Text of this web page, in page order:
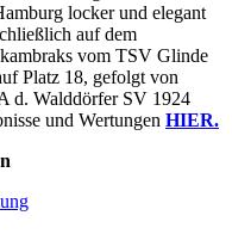
locker und elegant
auf dem
vom TSV Glinde
Platz 18, gefolgt von
d. Walddörfer SV 1924
und Wertungen HIER.